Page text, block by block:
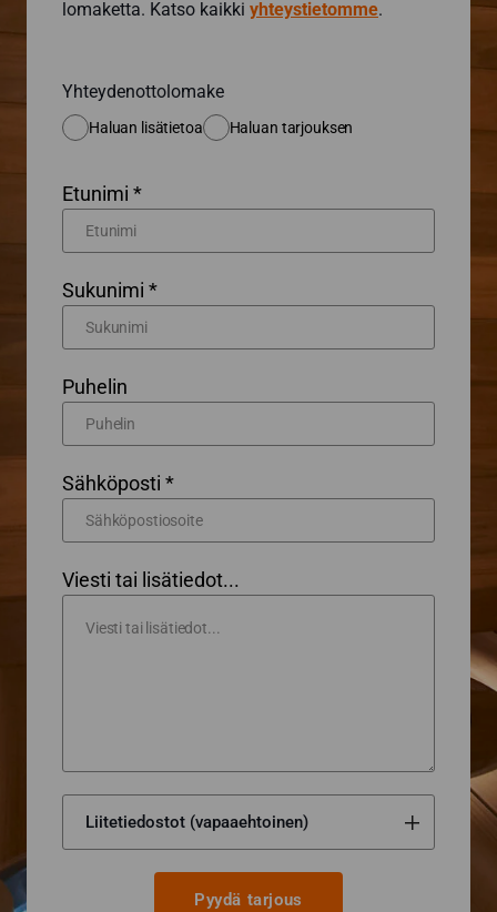
lomaketta. Katso kaikki yhteystietomme.
Yhteydenottolomake
Haluan lisätietoa Haluan tarjouksen
Etunimi *
Sukunimi *
Puhelin
Sähköposti *
Viesti tai lisätiedot...
Pyydä tarjous